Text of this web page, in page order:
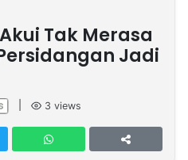
Tak Merasa
Jadi
3 views